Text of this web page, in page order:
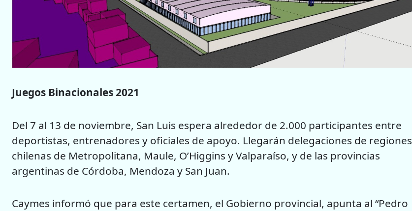
Juegos Binacionales 2021
Del 7 al 13 de noviembre, San Luis espera alrededor de 2.000 participantes entre
deportistas, entrenadores y oficiales de apoyo. Llegarán delegaciones de regiones
chilenas de Metropolitana, Maule, O’Higgins y Valparaíso, y de las provincias
argentinas de Córdoba, Mendoza y San Juan.
Caymes informó que para este certamen, el Gobierno provincial, apunta al “Pedro